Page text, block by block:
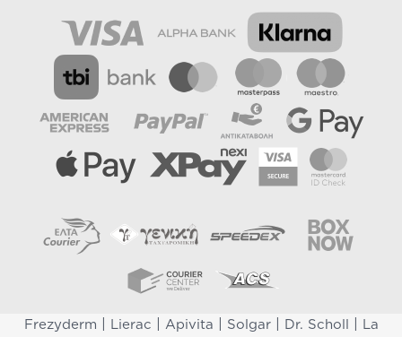
Frezyderm Lierac Apivita Solgar| Dr. Scholl
La